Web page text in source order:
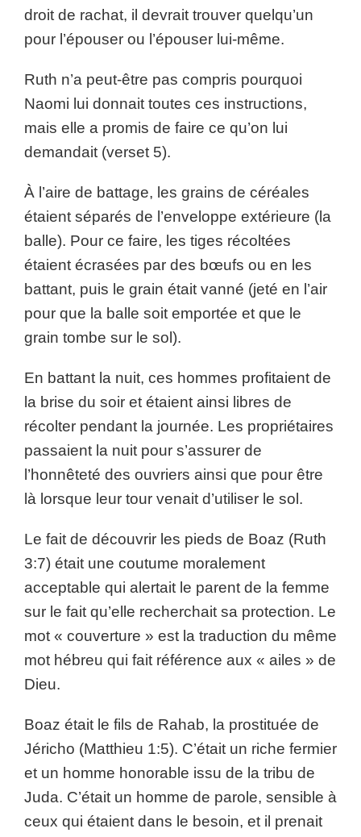
droit de rachat, il devrait trouver quelqu’un
pour l’épouser ou l’épouser lui-même.
Ruth n’a peut-être pas compris pourquoi
Naomi lui donnait toutes ces instructions,
mais elle a promis de faire ce qu’on lui
demandait (verset 5).
À l’aire de battage, les grains de céréales
étaient séparés de l’enveloppe extérieure (la
balle). Pour ce faire, les tiges récoltées
étaient écrasées par des bœufs ou en les
battant, puis le grain était vanné (jeté en l’air
pour que la balle soit emportée et que le
grain tombe sur le sol).
En battant la nuit, ces hommes profitaient de
la brise du soir et étaient ainsi libres de
récolter pendant la journée. Les propriétaires
passaient la nuit pour s’assurer de
l’honnêteté des ouvriers ainsi que pour être
là lorsque leur tour venait d’utiliser le sol.
Le fait de découvrir les pieds de Boaz (Ruth
3:7) était une coutume moralement
acceptable qui alertait le parent de la femme
sur le fait qu’elle recherchait sa protection. Le
mot « couverture » est la traduction du même
mot hébreu qui fait référence aux « ailes » de
Dieu.
Boaz était le fils de Rahab, la prostituée de
Jéricho (Matthieu 1:5). C’était un riche fermier
et un homme honorable issu de la tribu de
Juda. C’était un homme de parole, sensible à
ceux qui étaient dans le besoin, et il prenait